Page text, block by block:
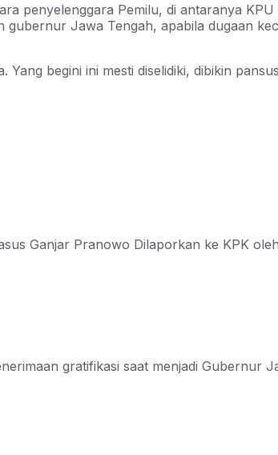
penyelenggara Pemilu, di antaranya
Jawa Tengah, apabila dugaan
begini ini mesti diselidiki, dibikin
Ganjar Pranowo Dilaporkan ke KPK
gratifikasi saat menjadi Gubernur